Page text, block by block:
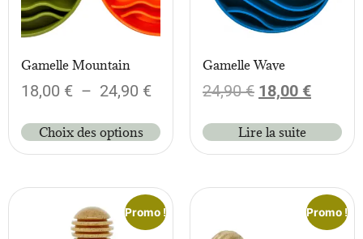
Gamelle Mountain
18,00 € – 24,90 €
Choix des options
Gamelle Wave
24,90€ 18,00 €
Lire la suite
Promo ! Promo !